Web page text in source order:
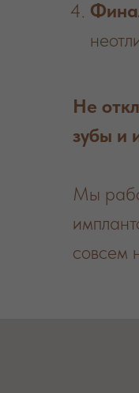
Не
зубы и
Мы
совсем